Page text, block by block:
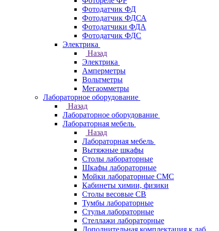
Фотодатчик ФД
Фотодатчик ФДСА
Фотодатчики ФДА
Фотодатчик ФДС
Электрика
Назад
Электрика
Амперметры
Вольтметры
Мегаомметры
Лабораторное оборудование
Назад
Лабораторное оборудование
Лабораторная мебель
Назад
Лабораторная мебель
Вытяжные шкафы
Столы лабораторные
Шкафы лабораторные
Мойки лабораторные СМС
Кабинеты химии, физики
Столы весовые СВ
Тумбы лабораторные
Стулья лабораторные
Стеллажи лабораторные
Дополнительная комплектация к лаб.